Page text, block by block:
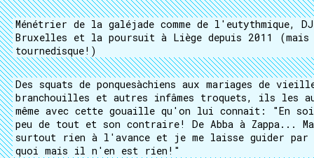
Ménétrier de la galéjade comme de l'eutythmique,
Bruxelles et la poursuit à Liège depuis 2011
tourne­disque!)
Des squats de ponques­à­chiens aux mariages de
branchouilles et autres infâmes troquets, ils
même avec cette gouaille qu'on lui connait: "En
peu de tout et son contraire! De Abba à Zappa...
surtout rien à l'avance et je me laisse guider par
quoi mais il n'en est rien!"